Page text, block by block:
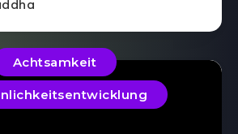
Achtsamkeit